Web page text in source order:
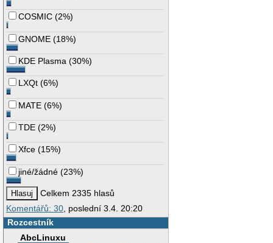
COSMIC (2%)
GNOME (18%)
KDE Plasma (30%)
LXQt (6%)
MATE (6%)
TDE (2%)
Xfce (15%)
jiné/žádné (23%)
Celkem 2335 hlasů
Komentářů: 30, poslední 3.4. 20:20
Rozcestník
AbcLinuxu